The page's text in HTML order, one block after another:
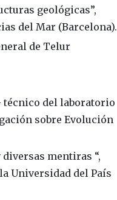
geológicas”,
del Mar (Barcelona).
de Telur
técnico del laboratorio
sobre Evolución
diversas mentiras “,
Universidad del País